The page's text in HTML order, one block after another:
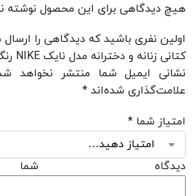
هیچ دیدگاهی برای این محصول
اولین نفری باشید که دیدگاهی را
کتانی زنانه و دخترانه مدل نایک NIKE رنگ مشکی کد A127”
نشانی ایمیل شما منتشر نخواهد
علامت‌گذاری شده‌اند *
امتیاز شما *
دیدگاه